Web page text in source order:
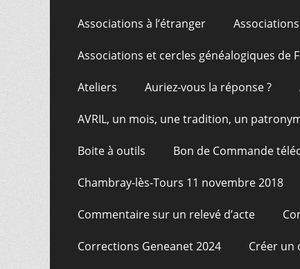
Associations à l’étranger
Associations et cercles généalogiques de
Ateliers Auriez-vous la réponse ?
AVRIL, un mois, une tradition, un
Boite à outils Bon de Commande
Chambray-lès-Tours 11 novembre 2018
Commentaire sur un relevé d’acte
Corrections Geneanet 2024 Créer un